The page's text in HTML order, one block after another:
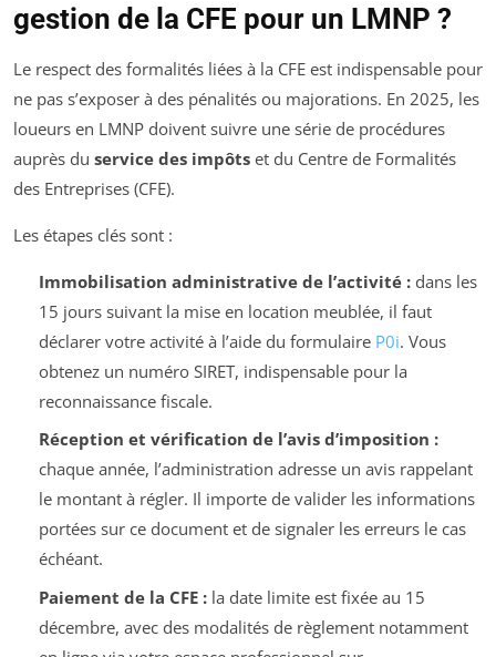
gestion de la CFE pour un LMNP ?
Le respect des formalités liées à la CFE est indispensable pour
ne pas s’exposer à des pénalités ou majorations. En 2025, les
loueurs en LMNP doivent suivre une série de procédures
auprès du service des impôts et du Centre de Formalités
des Entreprises (CFE).
Les étapes clés sont :
Immobilisation administrative de l’activité :dans les
15 jours suivant la mise en location meublée, il faut
déclarer votre activité à l’aide du formulaire P0i. Vous
obtenez un numéro SIRET, indispensable pour la
reconnaissance fiscale.
Réception et vérification de l’avis d’imposition :
chaque année, l’administration adresse un avis rappelant
le montant à régler. Il importe de valider les informations
portées sur ce document et de signaler les erreurs le cas
échéant.
Paiement de la CFE :la date limite est fixée au 15
décembre, avec des modalités de règlement notamment